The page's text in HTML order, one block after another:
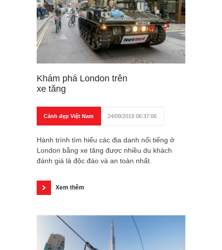
Khám phá London trên
xe tăng
Cảnh đẹp Việt Nam 24/09/2019 06:37:06
Hành trình tìm hiểu các địa danh nổi tiếng ở
London bằng xe tăng được nhiều du khách
đánh giá là độc đáo và an toàn nhất.
Xem thêm